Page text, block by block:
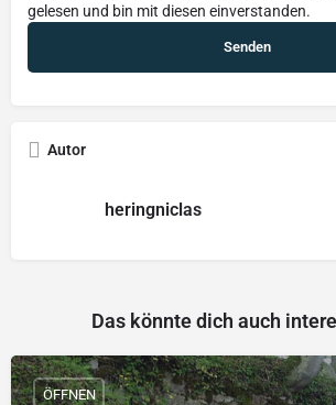
gelesen und bin mit diesen einverstanden.
Autor
heringniclas
Das könnte dich auch
ÖFFNEN